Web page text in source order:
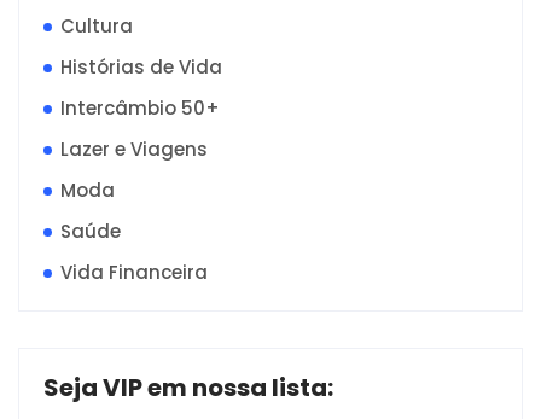
Cultura
Histórias de Vida
Intercâmbio 50+
Lazer e Viagens
Moda
Saúde
Vida Financeira
Seja VIP em nossa lista: